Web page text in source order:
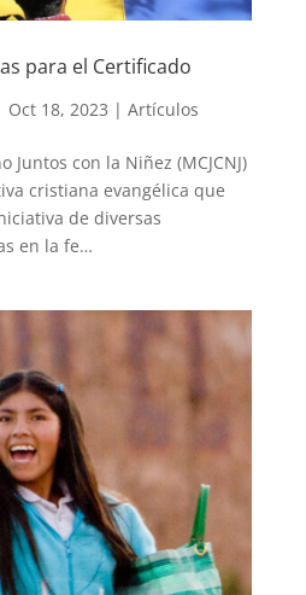
para el Certificado
Oct 18, 2023 | Artículos
Juntos con la Niñez (MCJCNJ)
cristiana evangélica que
de diversas
en la fe…